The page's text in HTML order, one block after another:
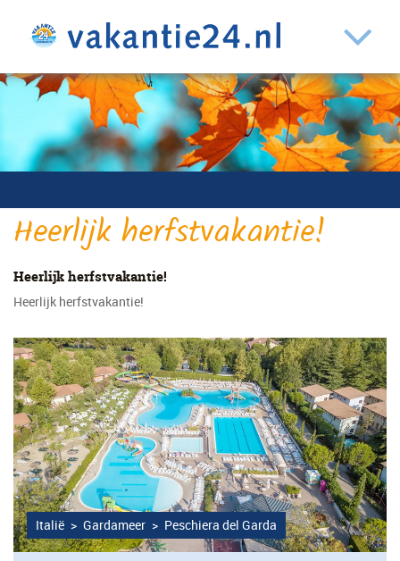
Heerlijk herfstvakantie!
Heerlijk herfstvakantie!
Heerlijk herfstvakantie!
Italië > Gardameer > Peschiera del Garda